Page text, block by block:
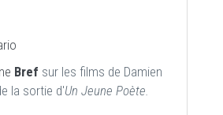
Bref sur les films de Damien
la sortie d'Un Jeune Poète.